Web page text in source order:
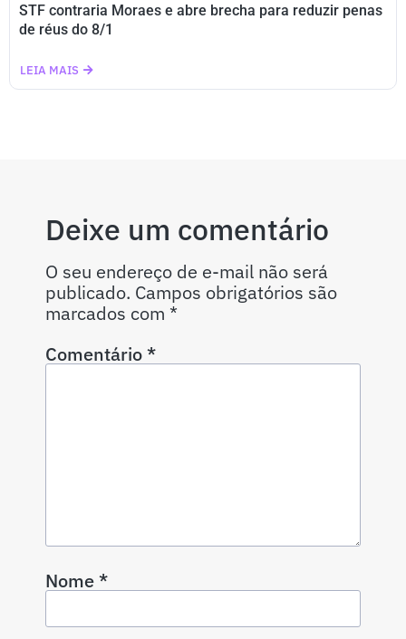
STF contraria Moraes e abre brecha para reduzir penas
de réus do 8/1
LEIA MAIS
Deixe um comentário
O seu endereço de e-mail não será
publicado. Campos obrigatórios são
marcados com *
Comentário*
Nome*